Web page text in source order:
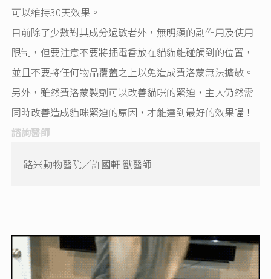
可以維持30天效果。
目前除了少數對其成分過敏者外，無明顯的副作用及使用
限制，但要注意不要將插電香放在貓貓能碰觸到的位置，
並且不要將任何物品覆蓋之上以免造成費洛蒙無法擴散。
另外，雖然費洛蒙製劑可以改善貓咪的緊迫，主人仍然需
同時改善造成貓咪緊迫的原因，才能達到最好的效果喔！
諮詢醫師
路米動物醫院／許國軒 獸醫師